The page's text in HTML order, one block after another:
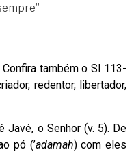
também o Sl 113-
redentor, libertador,
Javé, o Senhor (v. 5). De
pó (’adamah) com eles